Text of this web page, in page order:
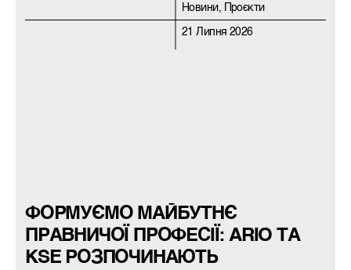
Новини, Проєкти
21 Липня 2026
ФОРМУЄМО МАЙБУТНЄ
ПРАВНИЧОЇ ПРОФЕСІЇ: ARIO ТА
KSE РОЗПОЧИНАЮТЬ